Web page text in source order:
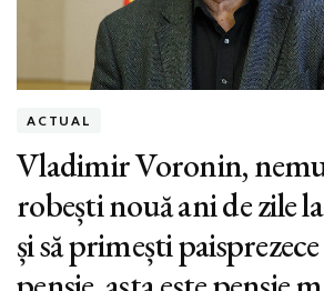
ACTUAL
Vladimir Voronin,
robești nouă ani de zile
și să primești